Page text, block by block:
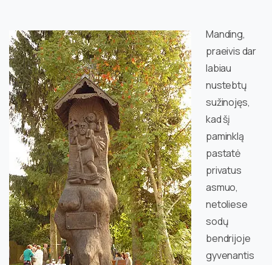
Manding,
praeivis dar
labiau
nustebtų
sužinojęs,
kad šį
paminklą
pastatė
privatus
asmuo,
netoliese
sodų
bendrijoje
gyvenantis